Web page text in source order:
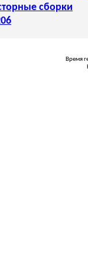
сборки
Время